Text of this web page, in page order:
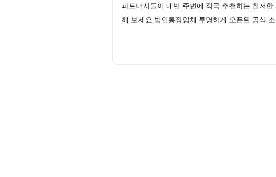
파트너사들이 매번 주변에 적극 추천하는 철저
해 보세요 법인통장업체 투명하게 오픈된 공식